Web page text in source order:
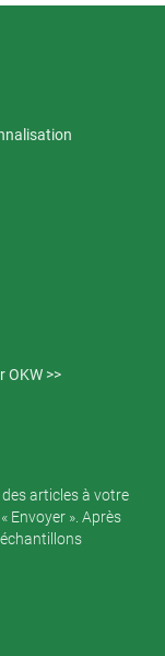
OKW >>
articles à votre
Envoyer ». Après